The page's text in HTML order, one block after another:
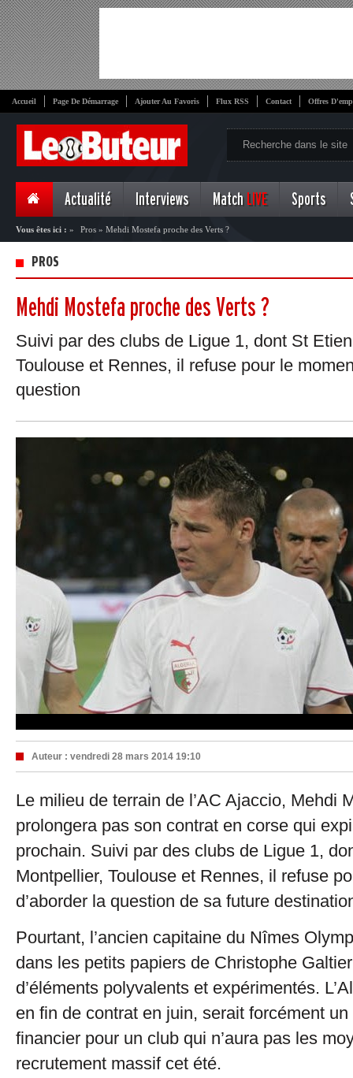
Accueil Page De Démarrage Ajouter Au Favoris Flux RSS Contact Offres
Actualité Interviews Match LIVE Sports
Vous êtes ici : » Pros » Mehdi Mostefa proche des Verts ?
PROS
Mehdi Mostefa proche des Verts ?
Suivi par des clubs de Ligue 1, dont St
Toulouse et Rennes, il refuse pour le
question
Auteur : vendredi 28 mars 2014 19:10
Le milieu de terrain de l’AC Ajaccio, Mehdi
prolongera pas son contrat en corse qui
prochain. Suivi par des clubs de Ligue 1,
Montpellier, Toulouse et Rennes, il refuse
d’aborder la question de sa future
Pourtant, l’ancien capitaine du Nîmes
dans les petits papiers de Christophe
d’éléments polyvalents et expérimentés.
en fin de contrat en juin, serait forcément
financier pour un club qui n’aura pas les
recrutement massif cet été.